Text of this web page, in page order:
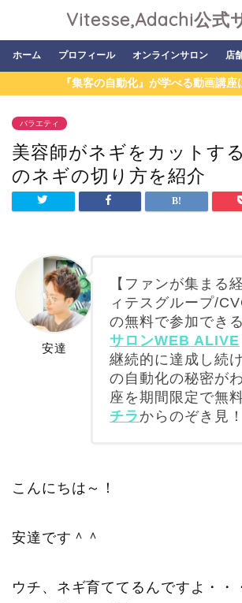
Vitesse,Adachi公式
ホーム プロフィール オンラインサロン 店
『集客の自動化』が学べる動画講座
バラエティ
美容師がネギをカットす
のネギの切り方を紹介
安達
【ファンが集まる
ィテスグループ/
の無料で参加できる
サロンWEB ALIVE
継続的に達成し続
の自動化の秘密が
座を期間限定で無
チラ からのぞき見！
こんにちは～！
安達です＾＾
ウチ、ネギ育ててるんですよ・・